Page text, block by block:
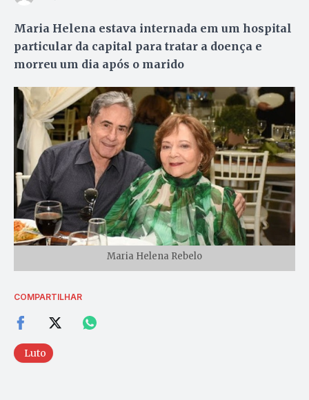
Maria Helena estava internada em um hospital
particular da capital para tratar a doença e
morreu um dia após o marido
Maria Helena Rebelo
COMPARTILHAR
Luto